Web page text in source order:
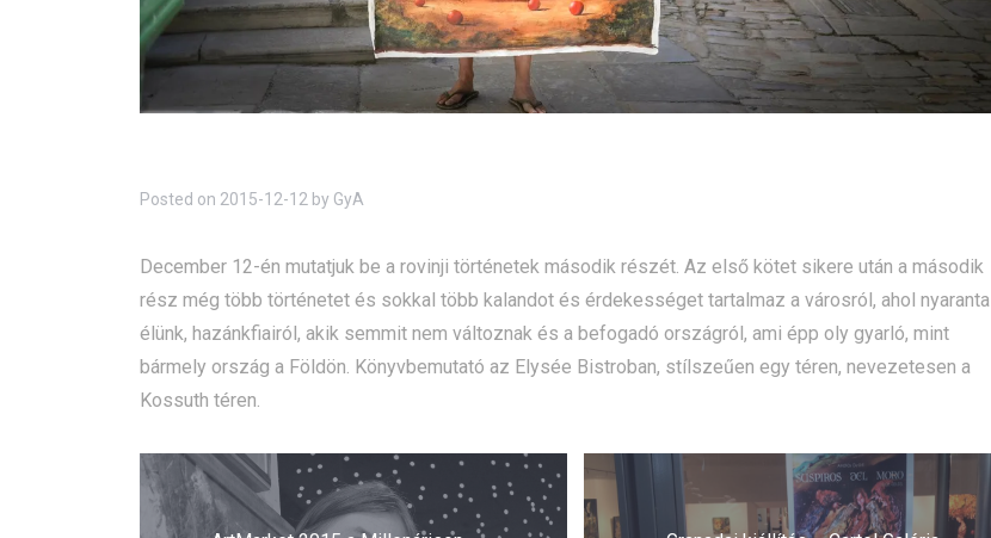
Posted on 2015-12-12 by GyA
December 12-én mutatjuk be a rovinji történetek második részét. Az első kötet sikere után a második
rész még több történetet és sokkal több kalandot és érdekességet tartalmaz a városról, ahol nyaranta
élünk, hazánkfiairól, akik semmit nem változnak és a befogadó országról, ami épp oly gyarló, mint
bármely ország a Földön. Könyvbemutató az Elysée Bistroban, stílszeűen egy téren, nevezetesen a
Kossuth téren.
Bejegyzés
navigáció